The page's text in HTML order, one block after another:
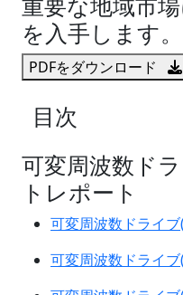
を入手します。
PDFをダウンロード
目次
可変周波数ド
トレポート
可変周波数ドライ
可変周波数ドライ